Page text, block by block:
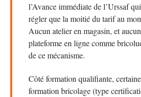
l’Avance immédiate de l’Urssaf
régler que la moitié du tarif au
Aucun atelier en magasin, et
plateforme en ligne comme
de ce mécanisme.
Côté formation qualifiante,
formation bricolage (type